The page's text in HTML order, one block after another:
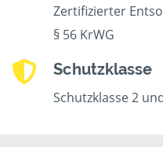
Zertifizierter
§ 56 KrWG
Schutzklasse
Schutzklasse 2